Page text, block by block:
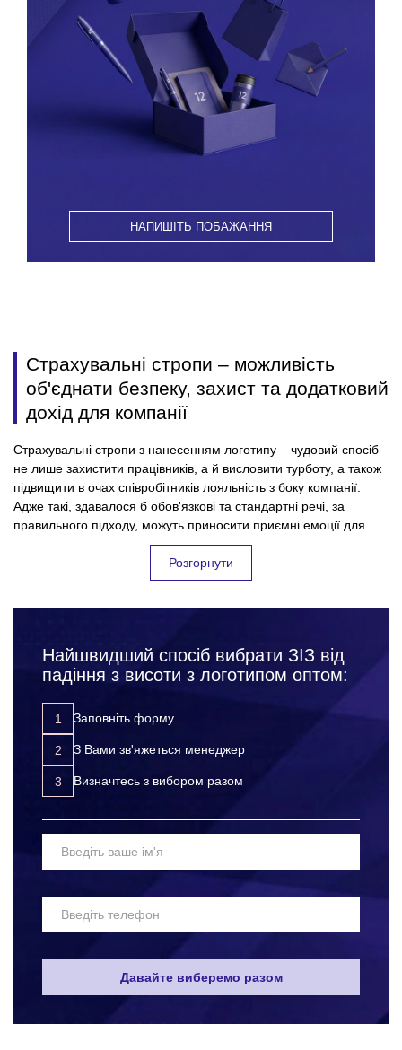
НАПИШІТЬ ПОБАЖАННЯ
Страхувальні стропи – можливість
об'єднати безпеку, захист та додатковий
дохід для компанії
Страхувальні стропи з нанесенням логотипу – чудовий спосіб
не лише захистити працівників, а й висловити турботу, а також
підвищити в очах співробітників лояльність з боку компанії.
Адже такі, здавалося б обов'язкові та стандартні речі, за
правильного підходу, можуть приносити приємні емоції для
колективу, і безумовно користь для підприємства. Всі успішні
фірми, які дбають про своїх співробітників та їхню безпеку на
робочому місці – дуже відповідально підходять до вибору
захищаєте своїх працівників від нещасних випадків,
травм та інших неприємних ситуацій на робочому місці;
підвищуєте лояльність до компанії з боку співробітників;
розвиваєте корпоративну культуру;
просуваєте свій бренд за допомогою додаткової
реклами.
логотипом – одне з найскладніших завдань. Адже, такі вироби
захисту повинні захищати людину від можливих травм та
нещасних випадків на робочому місці. Якісні матеріали та
технології виготовлення страхувальних строп оптом не
дозволяють травмувати працівника, і при цьому не
Звичайно, дуже складно визначити універсальний набір засобів
захисту, який би підійшов в усіх сферах. Але
найпоширенішими варіантами є:
Розгорнути
Найшвидший спосіб вибрати ЗІЗ від
падіння з висоти з логотипом оптом:
Заповніть форму
З Вами зв'яжеться менеджер
Визначтесь з вибором разом
Давайте виберемо разом